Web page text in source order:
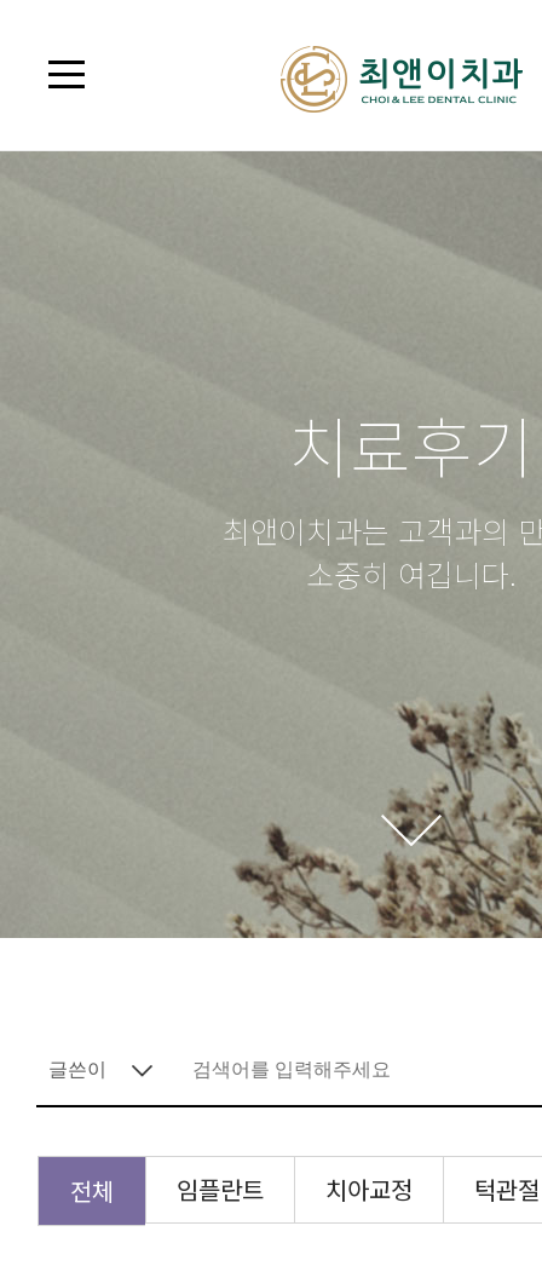
치료후기
최앤이치과는 고객과의
소중히 여깁니다.
전체 임플란트 치아교정 턱관절